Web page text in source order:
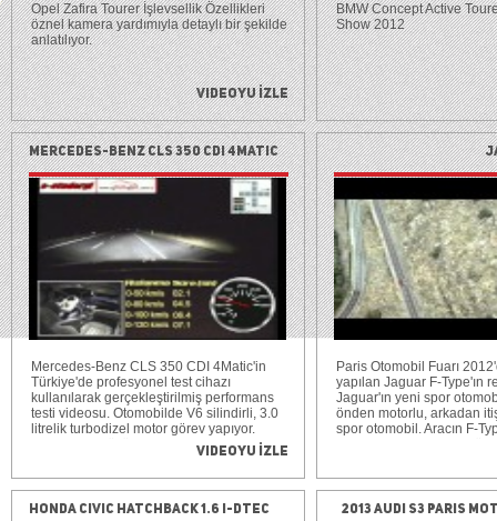
Opel Zafira Tourer İşlevsellik Özellikleri
öznel kamera yardımıyla detaylı bir şekilde
anlatılıyor.
Videoyu İzle
BMW Concept Active
Show 2012
Mercedes-Benz CLS 350 CDI 4Matic
test (0-100 km/s, 100-0 km/s)
Mercedes-Benz CLS 350 CDI 4Matic'in
Türkiye'de profesyonel test cihazı
kullanılarak gerçekleştirilmiş performans
testi videosu. Otomobilde V6 silindirli, 3.0
litrelik turbodizel motor görev yapıyor.
Maksimum gücü olan 265 HP'yi 3800
d/d'de üreten bu motor 620 Nm olan
maksimum torkunu ise 1600-2400 d/d
aralığında sunuyor. 7 ileri oranlı 7G-Tronic
Plus adlı otomatik şanzımanla birlikte
Videoyu İzle
Paris Otomobil Fuarı
yapılan Jaguar F-Type'ın
Jaguar'ın yeni spor
önden motorlu, arkadan
spor otomobil. Aracın F-
sırasıyla 340 HP ve 380
litrelik süper şarjlı V6
F-Type V8 S'in 5.0 litrelik
Honda Civic Hatchback 1.6 i-DTEC
2013 Audi S3 Paris